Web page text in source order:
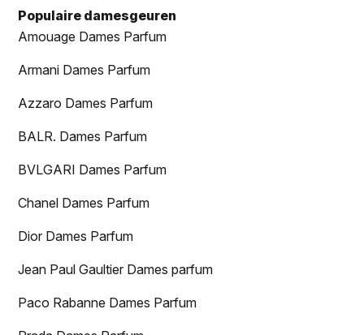
Populaire damesgeuren
Amouage Dames Parfum
Armani Dames Parfum
Azzaro Dames Parfum
BALR. Dames Parfum
BVLGARI Dames Parfum
Chanel Dames Parfum
Dior Dames Parfum
Jean Paul Gaultier Dames parfum
Paco Rabanne Dames Parfum